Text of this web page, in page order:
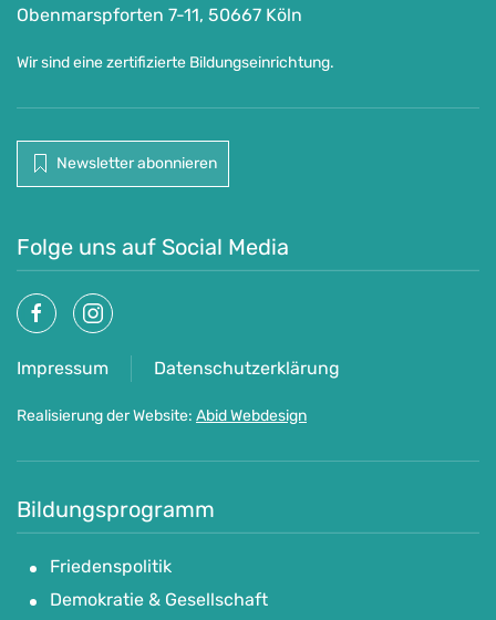
Obenmarspforten 7-11, 50667 Köln
Wir sind eine zertifizierte Bildungseinrichtung.
Newsletter abonnieren
Folge uns auf Social Media
Impressum Datenschutzerklärung
Realisierung der Website: Abid Webdesign
Bildungsprogramm
Friedenspolitik
Demokratie & Gesellschaft